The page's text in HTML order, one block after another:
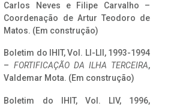
Carlos Neves e Filipe Carvalho –
Coordenação de Artur Teodoro de
Matos. (Em construção)
Boletim do IHIT, Vol. LI-LII, 1993-1994
– FORTIFICAÇÃO DA ILHA TERCEIRA,
Valdemar Mota. (Em construção)
Boletim do IHIT, Vol. LIV, 1996,